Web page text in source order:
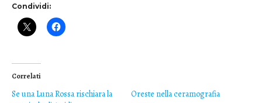
Condividi:
Correlati
Se una Luna Rossa rischiara la
Oreste nella ceramografia